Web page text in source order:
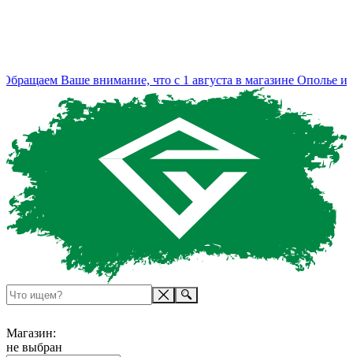
Ваше внимание, что с 1 августа в магазине Ополье
Магазин:
не выбран